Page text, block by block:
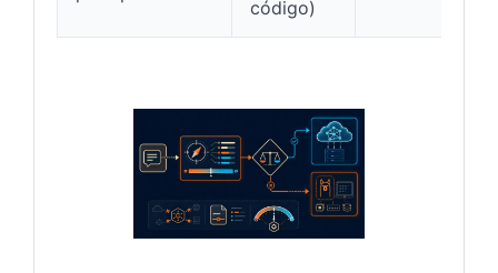
código)